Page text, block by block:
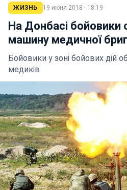
ЖИЗНЬ 19 июня 2018 · 18:19
На Донбасі бойовики
машину медичної
Бойовики у зоні бойових дій
медиків